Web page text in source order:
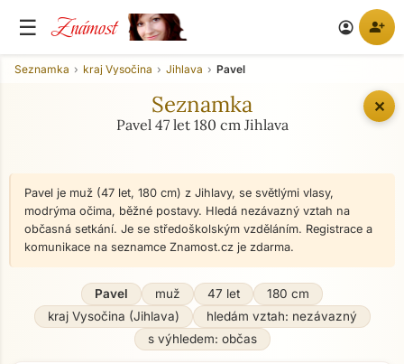
☰ Známost account_circle person_add
✕
Seznamka kraj Vysočina Jihlava Pavel
Seznamka
Pavel 47 let 180 cm Jihlava
Pavel je muž (47 let, 180 cm) z Jihlavy, se světlými vlasy,
modrýma očima, běžné postavy. Hledá nezávazný vztah na
občasná setkání. Je se středoškolským vzděláním. Registrace a
komunikace na seznamce Znamost.cz je zdarma.
Pavel muž 47 let
180 cm
kraj Vysočina (Jihlava)
hledám vztah: nezávazný
s výhledem: občas